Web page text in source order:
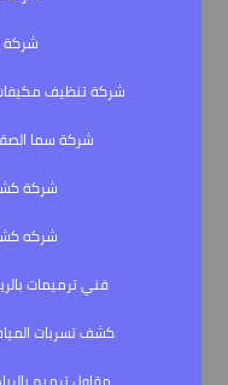
شركة
شركة تنظيف
شركة سما
شركة
شركه
فني ترميمات
كشف تسربات